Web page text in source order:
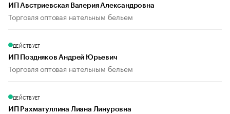
ИП Австриевская Валерия Александровна
Торговля оптовая нательным бельем
ДЕЙСТВУЕТ
ИП Поздняков Андрей Юрьевич
Торговля оптовая нательным бельем
ДЕЙСТВУЕТ
ИП Рахматуллина Лиана Линуровна